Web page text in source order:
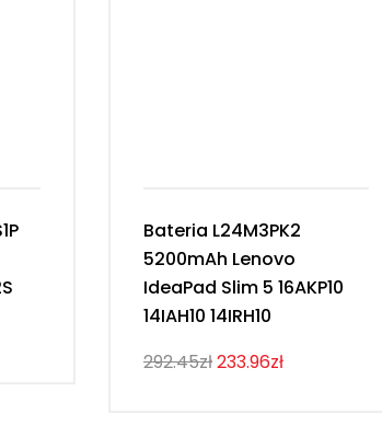
Bateria L24M3PK2
5200mAh Lenovo
IdeaPad Slim 5 16AKP10
14IAH10 14IRH10
292.45zł233.96zł